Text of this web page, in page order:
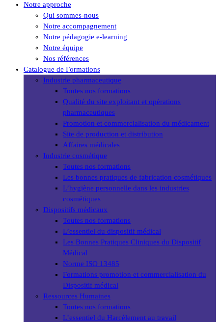
Notre approche
Qui sommes-nous
Notre accompagnement
Notre pédagogie e-learning
Notre équipe
Nos références
Catalogue de Formations
Industrie pharmaceutique
Toutes nos formations
Qualité du site exploitant et opérations
pharmaceutiques
Promotion et commercialisation du médicament
Site de production et distribution
Affaires médicales
Industrie cosmétique
Toutes nos formations
Les bonnes pratiques de fabrication cosmétiques
L’hygiène personnelle dans les industries
cosmétiques
Dispositifs médicaux
Toutes nos formations
L’essentiel du dispositif médical
Les Bonnes Pratiques Cliniques du Dispositif
Médical
Norme ISO 13485
Formations promotion et commercialisation du
Dispositif médical
Ressources Humaines
Toutes nos formations
L’essentiel du Harcèlement au travail